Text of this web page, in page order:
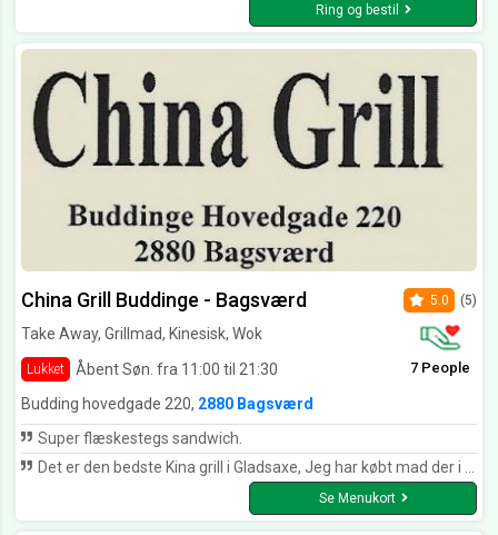
Ring og bestil
China Grill Buddinge - Bagsværd
Take Away, Grillmad, Kinesisk, Wok
Lukket Åbent Søn. fra 11:00 til 21:30
5.0 (5)
7 People
Budding hovedgade 220, 2880 Bagsværd
Super flæskestegs sandwich.
Det er den bedste Kina grill i Gladsaxe, Jeg har købt mad der i 30 år.
Se Menukort